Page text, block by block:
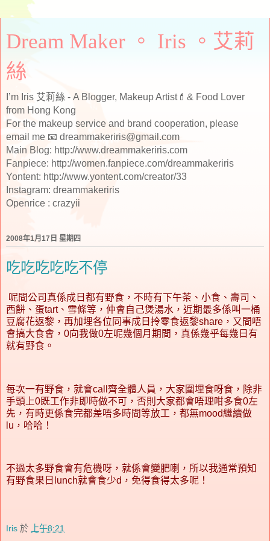
Dream Maker 。 Iris 。艾莉
絲
I’m Iris 艾莉絲 - A Blogger, Makeup Artist💄& Food Lover
from Hong Kong
For the makeup service and brand cooperation, please
email me 📧 dreammakeriris@gmail.com
Main Blog: http://www.dreammakeriris.com
Fanpiece: http://women.fanpiece.com/dreammakeriris
Yontent: http://www.yontent.com/creator/33
Instagram: dreammakeriris
Openrice : crazyii
2008年1月17日 星期四
吃吃吃吃吃不停
呢間公司真係成日都有野食，不時有下午茶、小食、壽司、
西餅、蛋tart、雪條等，仲會自己煲湯水，近期最多係叫一桶
豆腐花返黎，再加埋各位同事成日拎零食返黎share，又間唔
會搞大食會，0向我做0左呢幾個月期間，真係幾乎每幾日有
就有野食。
每次一有野食，就會call齊全體人員，大家圍埋食呀食，除非
手頭上0既工作非即時做不可，否則大家都會唔理咁多食0左
先，有時更係食完都差唔多時間等放工，都無mood繼續做
lu，哈哈！
不過太多野食會有危機呀，就係會變肥喇，所以我通常預知
有野食果日lunch就會食少d，免得食得太多呢！
Iris 於 上午8:21